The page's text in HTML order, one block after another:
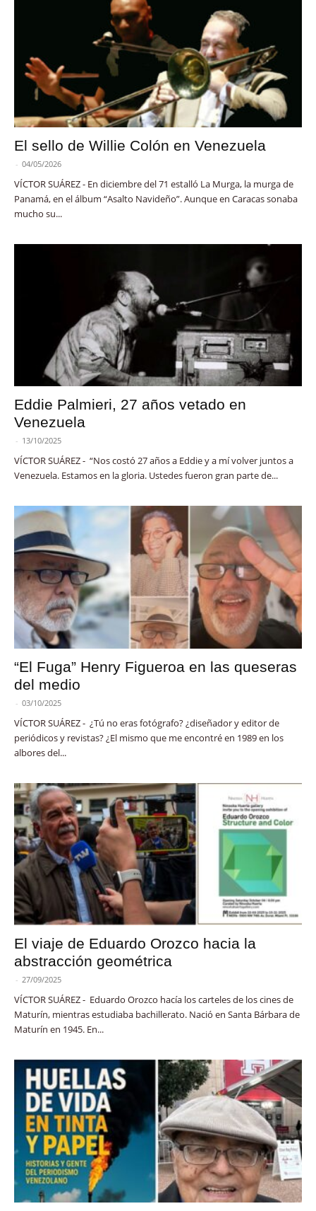
El sello de Willie Colón en Venezuela
- 04/05/2026
VÍCTOR SUÁREZ - En diciembre del 71 estalló La Murga, la murga de
Panamá, en el álbum “Asalto Navideño”. Aunque en Caracas sonaba
mucho su...
Eddie Palmieri, 27 años vetado en
Venezuela
- 13/10/2025
VÍCTOR SUÁREZ - “Nos costó 27 años a Eddie y a mí volver juntos a
Venezuela. Estamos en la gloria. Ustedes fueron gran parte de...
“El Fuga” Henry Figueroa en las queseras
del medio
- 03/10/2025
VÍCTOR SUÁREZ - ¿Tú no eras fotógrafo? ¿diseñador y editor de
periódicos y revistas? ¿El mismo que me encontré en 1989 en los
albores del...
El viaje de Eduardo Orozco hacia la
abstracción geométrica
- 27/09/2025
VÍCTOR SUÁREZ - Eduardo Orozco hacía los carteles de los cines de
Maturín, mientras estudiaba bachillerato. Nació en Santa Bárbara de
Maturín en 1945. En...